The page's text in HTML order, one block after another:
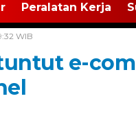
Peralatan Kerja
WIB
e-